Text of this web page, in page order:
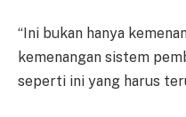
“Ini bukan hanya
kemenangan sistem
seperti ini yang harus